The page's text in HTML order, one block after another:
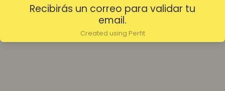
Recibirás un correo para validar tu
email.
Created using Perfit
Acceder